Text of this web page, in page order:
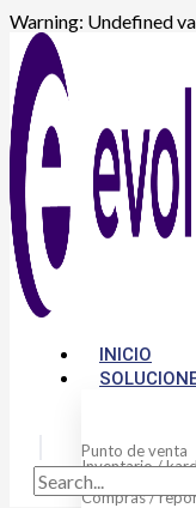
Warning: Undefined
INICIO
Punto de venta
Inventario /
Flujo de caja /
Compras /